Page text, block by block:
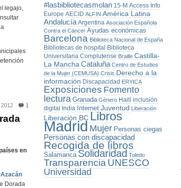
legajo,
1
en
Azacán
Dorada
#lasbibliotecasmolan 15-M Access Info
Europe AECID ALFIN América Latina
Andalucía Argentina Asociación Española
Contra el Cáncer Ayudas económicas
Barcelona Biblioteca Nacional de España
Bibliotecas de hospital Biblioteca
Universitaria Complutense Braille Castilla-
La Mancha Cataluña Centro de Estudios
de la Mujer (CEMUSA) Crisis Derecho a la
información Discapacidad ERYICA
Exposiciones Fomento
lectura Granada Género Haití inclusión
digital
India Internet Juventud Liberación
Liberación BCLibros
Madrid Mujer Personas ciegas
Personas con discapacidad
Recogida de libros
Salamanca Solidaridad Toledo
TransparenciaUNESCO
Universidad